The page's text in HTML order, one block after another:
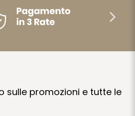
sulle promozioni e tutte le